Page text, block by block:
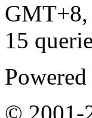
GMT+8,
15